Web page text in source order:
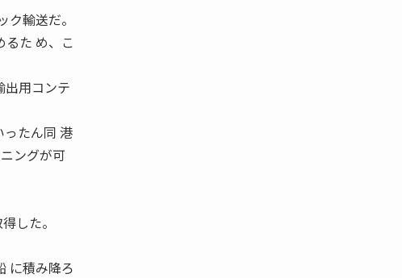
輸送だ。
るた め、こ
出用コンテ
ったん同 港
ングが可
した。
に積み降ろ